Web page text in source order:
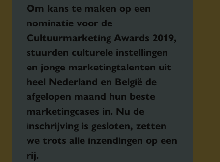
Om kans te maken op een
nominatie voor de
Cultuurmarketing Awards 2019,
stuurden culturele instellingen
en jonge marketingtalenten uit
heel Nederland en België de
afgelopen maand hun beste
marketingcases in. Nu de
inschrijving is gesloten, zetten
we trots alle inzendingen op een
rij.